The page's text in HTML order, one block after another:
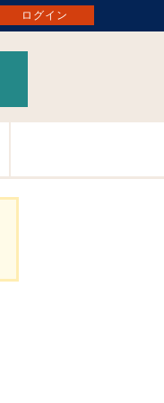
ログイン